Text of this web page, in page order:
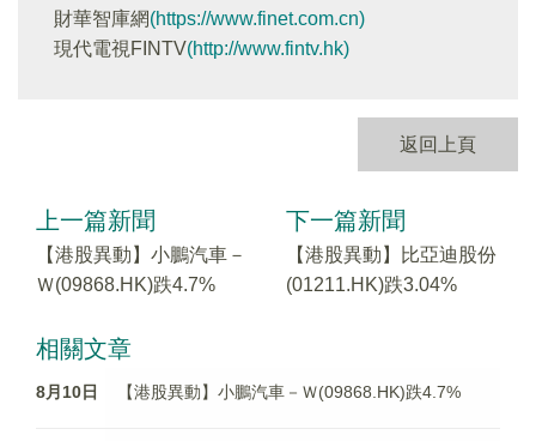
財華智庫網(https://www.finet.com.cn)
現代電視FINTV(http://www.fintv.hk)
返回上頁
上一篇新聞
【港股異動】小鵬汽車－
Ｗ(09868.HK)跌4.7%
下一篇新聞
【港股異動】比亞迪股份
(01211.HK)跌3.04%
相關文章
8月10日 【港股異動】小鵬汽車－Ｗ(09868.HK)跌4.7%